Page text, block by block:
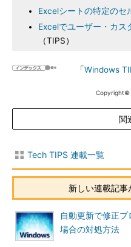
Excelシートの特定のセ
Excelでユーザー・カス
（TIPS）
「Windows
Copyright©
関
Tech TIPS 連載一覧
新しい連載記
自動更新で修正
場合の対処方法